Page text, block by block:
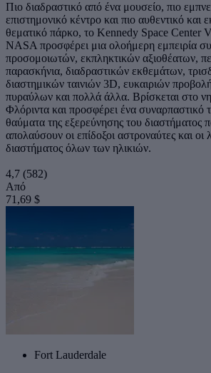
Πιο διαδραστικό από ένα μουσείο, πιο
επιστημονικό κέντρο και πιο αυθεντικό και
θεματικό πάρκο, το Kennedy Space Center
NASA προσφέρει μια ολοήμερη εμπειρία
προσομοιωτών, εκπληκτικών αξιοθέατων,
παρασκήνια, διαδραστικών εκθεμάτων,
διαστημικών ταινιών 3D, ευκαιριών
πυραύλων και πολλά άλλα. Βρίσκεται στο
Φλόριντα και προσφέρει ένα συναρπαστικό
θαύματα της εξερεύνησης του διαστήματος
απολαύσουν οι επίδοξοι αστροναύτες και οι
διαστήματος όλων των ηλικιών.
4,7 (582)
Από
71,69 $
Fort Lauderdale